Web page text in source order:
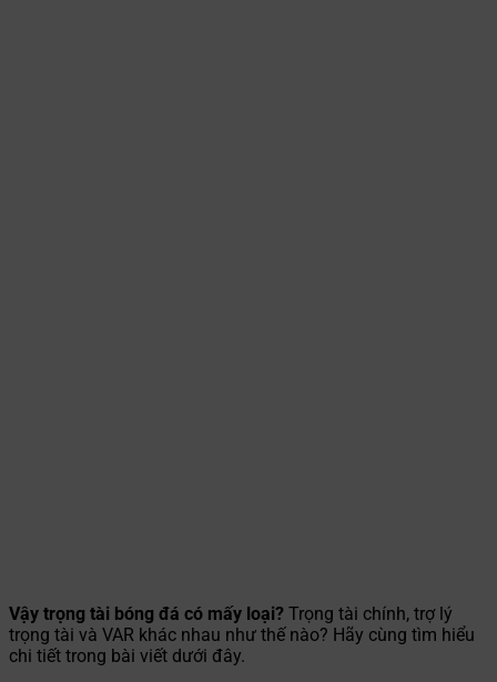
Vậy trọng tài bóng đá có mấy loại? Trọng tài chính, trợ lý
trọng tài và VAR khác nhau như thế nào? Hãy cùng tìm hiểu
chi tiết trong bài viết dưới đây.